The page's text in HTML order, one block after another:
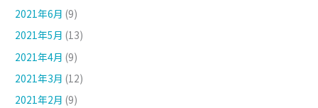
2021年6月 (9)
2021年5月 (13)
2021年4月 (9)
2021年3月 (12)
2021年2月 (9)